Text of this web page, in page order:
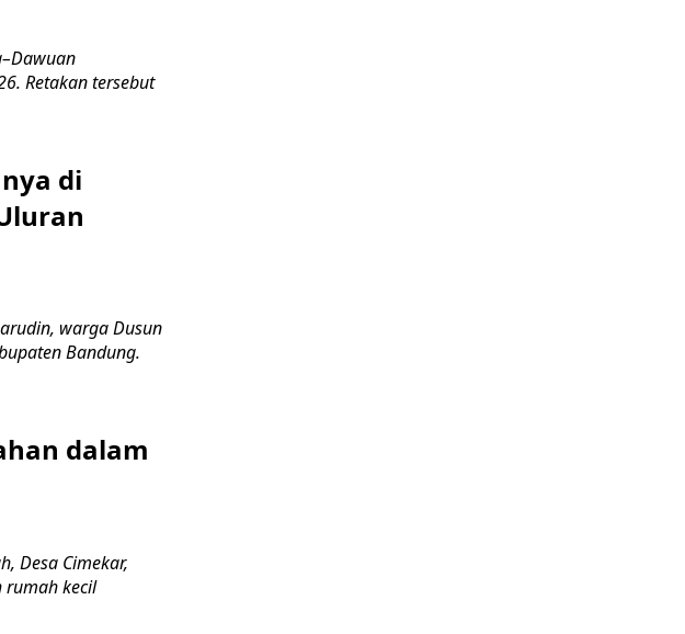
Retakan tersebut
di
warga Dusun
Bandung.
dalam
Desa Cimekar,
rumah kecil